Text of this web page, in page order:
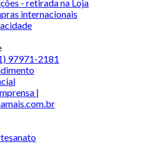
- retirada na Loja
internacionais
97971-2181
|